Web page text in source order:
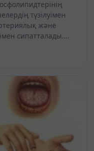
түзілуімен
және
сипатталады.…